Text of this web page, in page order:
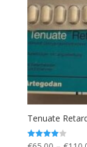
Tenuate
Bewertet